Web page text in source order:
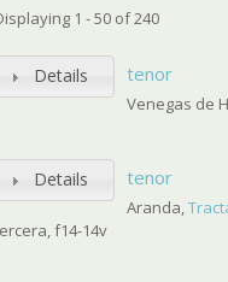
1 - 50 of 240
Details tenor
Venegas de
Details tenor
Aranda,
f14-14v